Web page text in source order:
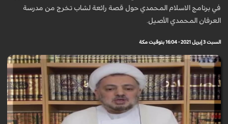
في برنامج الاسلام المحمدي حول قصة رائعة لشاب تخرج من مدرسة
العرفان المحمدي الأصيل.
السبت 3 إبريل 2021 - 16:04 بتوقيت مكة